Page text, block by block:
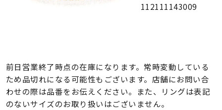
112111143009
前日営業終了時点の在庫になります。常時変動している
ため品切れになる可能性もございます。店舗にお問い合
わせの際は品番をお伝えください。また、リングは表記
のないサイズのお取り扱いはございません。